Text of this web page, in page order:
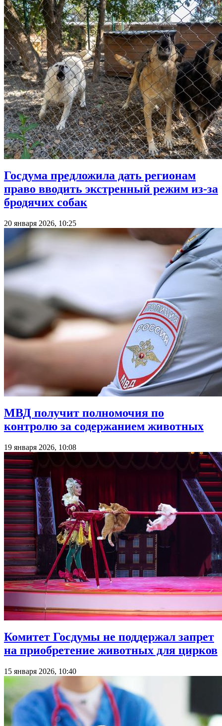
Госдума предложила дать регионам
право вводить экстренный режим из-за
бродячих собак
20 января 2026, 10:25
МВД получит полномочия по
контролю за содержанием животных
19 января 2026, 10:08
Комитет Госдумы не поддержал запрет
на приобретение животных для цирков
15 января 2026, 10:40